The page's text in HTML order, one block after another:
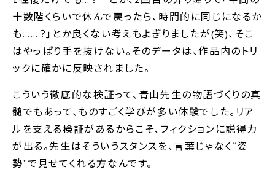
十数階くらいで休んで戻ったら、時間的に同じになるか
も……？｣とか良くない考えもよぎりましたが(笑)、そこ
はやっぱり手を抜けない。そのデータは、作品内のトリ
ックに確かに反映されました。
こういう徹底的な検証って、青山先生の物語づくりの真
髄でもあって、ものすごく学びが多い体験でした。リア
ルを支える検証があるからこそ、フィクションに説得力
が出る。先生はそういうスタンスを、言葉じゃなく“姿
勢”で見せてくれる方なんです。